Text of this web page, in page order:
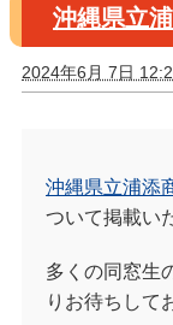
沖縄県立
2024年6月 7日
沖縄県立浦添
ついて掲載い
多くの同窓生
りお待ちして